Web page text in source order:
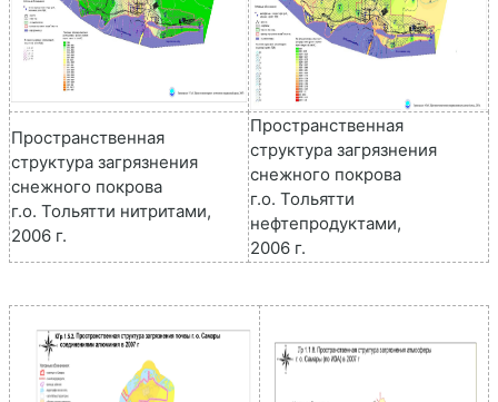
Пространственная
структура загрязнения
снежного покрова
г.о. Тольятти нитритами,
2006 г.
Пространственная
структура загрязнения
снежного покрова
г.о. Тольятти
нефтепродуктами,
2006 г.